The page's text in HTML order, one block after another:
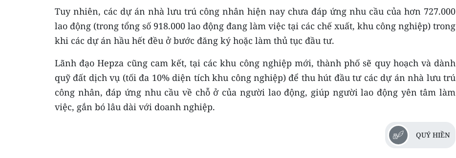
Tuy nhiên, các dự án nhà lưu trú công nhân hiện nay chưa đáp ứng nhu cầu của hơn 727.000
lao động (trong tổng số 918.000 lao động đang làm việc tại các chế xuất, khu công nghiệp) trong
khi các dự án hầu hết đều ở bước đăng ký hoặc làm thủ tục đầu tư.
Lãnh đạo Hepza cũng cam kết, tại các khu công nghiệp mới, thành phố sẽ quy hoạch và dành
quỹ đất dịch vụ (tối đa 10% diện tích khu công nghiệp) để thu hút đầu tư các dự án nhà lưu trú
công nhân, đáp ứng nhu cầu về chỗ ở của người lao động, giúp người lao động yên tâm làm
việc, gắn bó lâu dài với doanh nghiệp.
QUÝ HIỀN